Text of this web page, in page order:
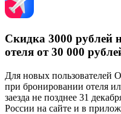
Скидка 3000 рублей
отеля от 30 000
Для новых пользователей
при бронировании отеля
заезда не позднее 31
России на сайте и в